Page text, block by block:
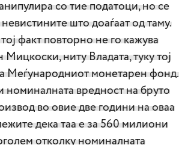
со тие податоци, но се
што доаѓаат од таму.
факт повторно не го кажува
Мицкоски, ниту Владата, туку тој
Меѓународниот монетарен фонд.
номиналната вредност на бруто
во овие две години на оваа
дека таа е за 560 милиони
отколку номиналната